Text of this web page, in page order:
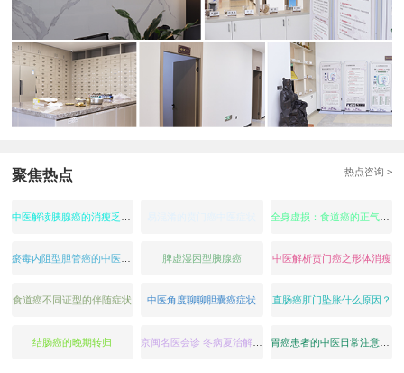
聚焦热点 热点咨询 >
瘀毒内阻型胆管癌的中医症状表现 脾虚湿困型胰腺癌 中医解析贲门癌之形体消瘦
食道癌不同证型的伴随症状 中医角度聊聊胆囊癌症状 直肠癌肛门坠胀什么原因？
结肠癌的晚期转归